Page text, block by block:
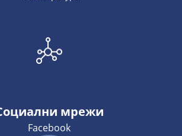
мрежи
Facebook